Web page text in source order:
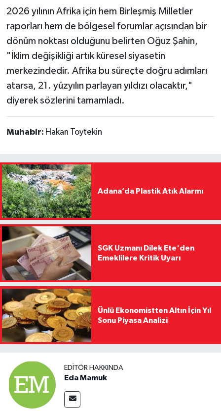
2026 yılının Afrika için hem Birleşmiş Milletler
raporları hem de bölgesel forumlar açısından bir
dönüm noktası olduğunu belirten Oğuz Şahin,
"İklim değişikliği artık küresel siyasetin
merkezindedir. Afrika bu süreçte doğru adımları
atarsa, 21. yüzyılın parlayan yıldızı olacaktır,"
diyerek sözlerini tamamladı.
Muhabir: Hakan Toytekin
Adana’da Plastik Atık Alarmı
SGK Uzmanı Dilek Ete'den
Emeklilere Kritik Uyarı
Ünlü Ekonomistten Altın İçin Yıl
Sonu Piyasa Analizi
EDITÖR HAKKINDA
Eda Mamuk